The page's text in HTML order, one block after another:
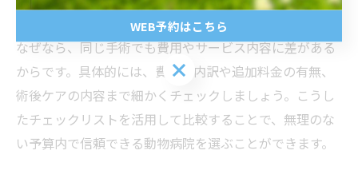
見積もりを取り、内容を比較検討することが重要です。
なぜなら、同じ手術でも費用やサービス内容に差がある
からです。具体的には、費用の内訳や追加料金の有無、
術後ケアの内容まで細かくチェックしましょう。こうし
たチェックリストを活用して比較することで、無理のな
い予算内で信頼できる動物病院を選ぶことができます。
WEB予約はこちら
WEB予約はこちら